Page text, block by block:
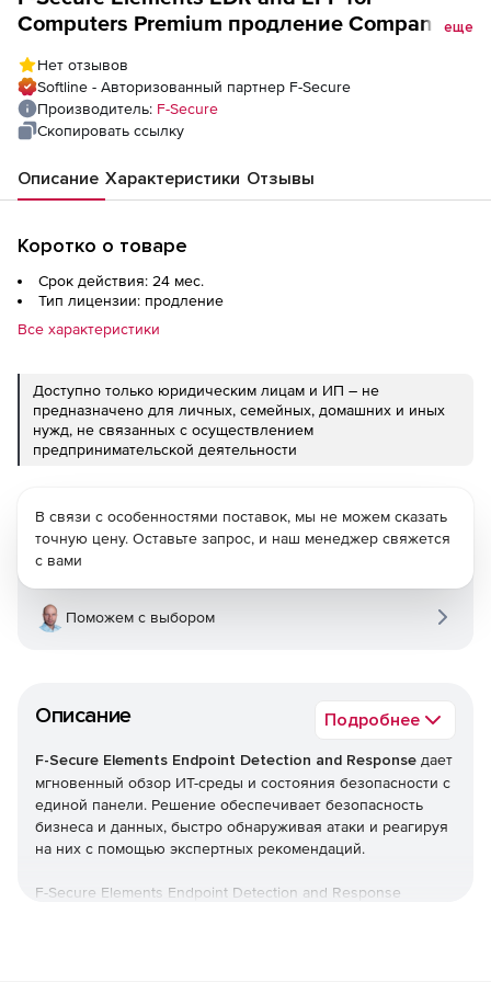
Computers Premium продление Company
лицензий
еще
Нет отзывов
Softline - Авторизованный партнер F-Secure
Производитель: F-Secure
Скопировать ссылку
Описание Характеристики Отзывы
Коротко о товаре
Срок действия: 24 мес.
Тип лицензии: продление
Все характеристики
Доступно только юридическим лицам и ИП – не
предназначено для личных, семейных, домашних и иных
нужд, не связанных с осуществлением
предпринимательской деятельности
Описание Подробнее
F-Secure Elements Endpoint Detection and Response дает
мгновенный обзор ИТ-среды и состояния безопасности с
единой панели. Решение обеспечивает безопасность
бизнеса и данных, быстро обнаруживая атаки и реагируя
на них с помощью экспертных рекомендаций.
F-Secure Elements Endpoint Detection and Response
В связи с особенностями поставок, мы не можем сказать
точную цену. Оставьте запрос, и наш менеджер свяжется
с вами
Поможем с выбором